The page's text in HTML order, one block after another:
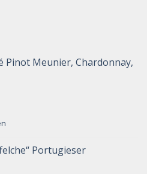
Pinot Meunier, Chardonnay,
Portugieser